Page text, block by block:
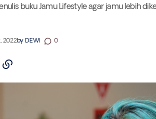
buku Jamu Lifestyle agar jamu lebih
2022by DEWI 0